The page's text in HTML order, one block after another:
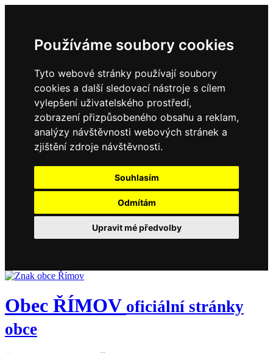
Používáme soubory cookies
Tyto webové stránky používají soubory
cookies a další sledovací nástroje s cílem
vylepšení uživatelského prostředí,
zobrazení přizpůsobeného obsahu a reklam,
analýzy návštěvnosti webových stránek a
zjištění zdroje návštěvnosti.
Souhlasím
Odmítám
Upravit mé předvolby
Obec ŘÍMOV oficiální stránky
obce